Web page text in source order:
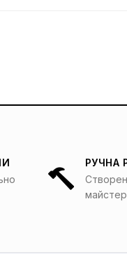
РУЧНА